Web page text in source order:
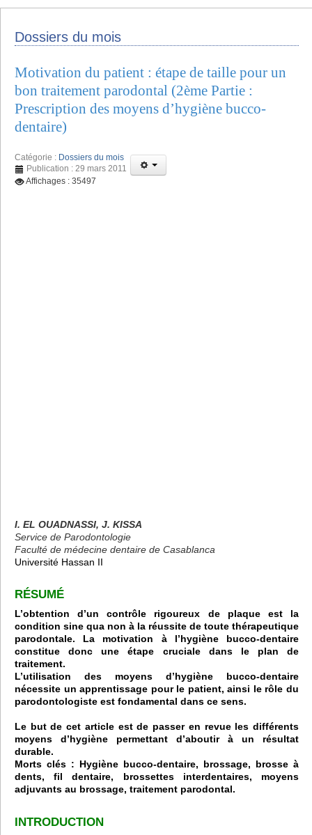
Dossiers du mois
Motivation du patient : étape de taille pour un
bon traitement parodontal (2ème Partie :
Prescription des moyens d’hygiène bucco-
dentaire)
Catégorie : Dossiers du mois
Publication : 29 mars 2011
Affichages : 35497
I. EL OUADNASSI, J. KISSA
Service de Parodontologie
Faculté de médecine dentaire de Casablanca
Université Hassan II
RÉSUMÉ
L’obtention d’un contrôle rigoureux de plaque est la
condition sine qua non à la réussite de toute thérapeutique
parodontale. La motivation à l’hygiène bucco-dentaire
constitue donc une étape cruciale dans le plan de
traitement.
L’utilisation des moyens d’hygiène bucco-dentaire
nécessite un apprentissage pour le patient, ainsi le rôle du
parodontologiste est fondamental dans ce sens.
Le but de cet article est de passer en revue les différents
moyens d’hygiène permettant d’aboutir à un résultat
durable.
Morts clés : Hygiène bucco-dentaire, brossage, brosse à
dents, fil dentaire, brossettes interdentaires, moyens
adjuvants au brossage, traitement parodontal.
INTRODUCTION